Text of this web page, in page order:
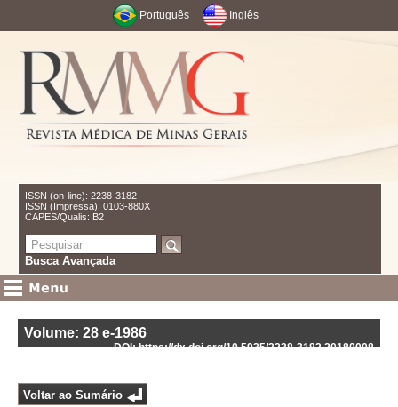
Português Inglês
ISSN (on-line): 2238-3182
ISSN (Impressa): 0103-880X
CAPES/Qualis: B2
Busca Avançada
Volume: 28 e-1986
DOI: https://dx.doi.org/10.5935/2238-3182.20180008
Voltar ao Sumário